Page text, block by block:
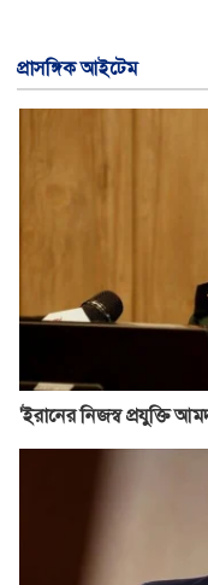
প্রাসঙ্গিক আইটেম
'ইরানের নিজস্ব প্রযুক্তি